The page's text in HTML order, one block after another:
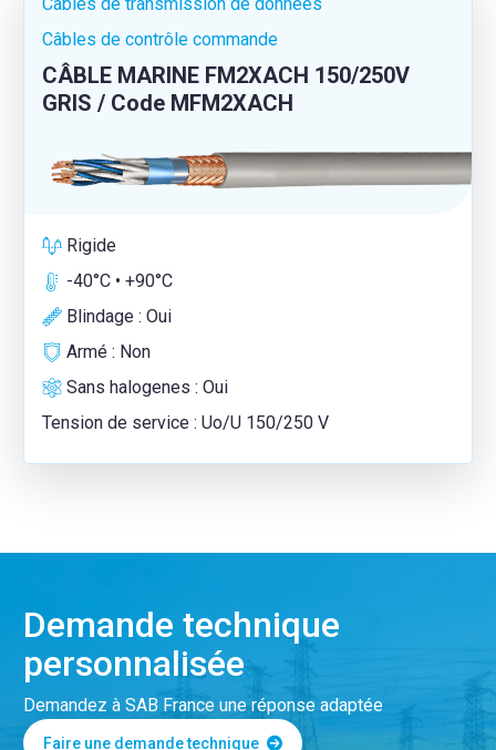
Câbles de contrôle commande
CÂBLE MARINE FΜ2XACH 150/250V
GRIS / Code MFΜ2XACH
Rigide
-40°C • +90°C
Blindage : Oui
Armé : Non
Sans halogenes : Oui
Tension de service : Uo/U 150/250 V
Demande technique
personnalisée
Demandez à SAB France une réponse adaptée
Faire une demande technique